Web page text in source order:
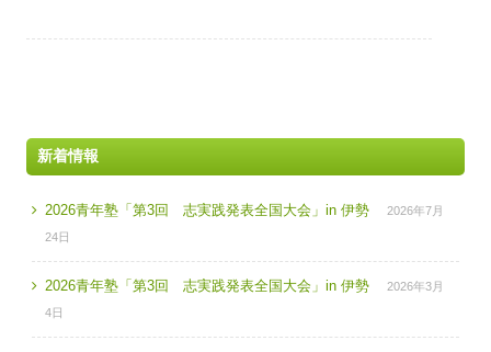
新着情報
2026青年塾「第3回 志実践発表全国大会」in 伊勢
2026年7月
24日
2026青年塾「第3回 志実践発表全国大会」in 伊勢
2026年3月
4日